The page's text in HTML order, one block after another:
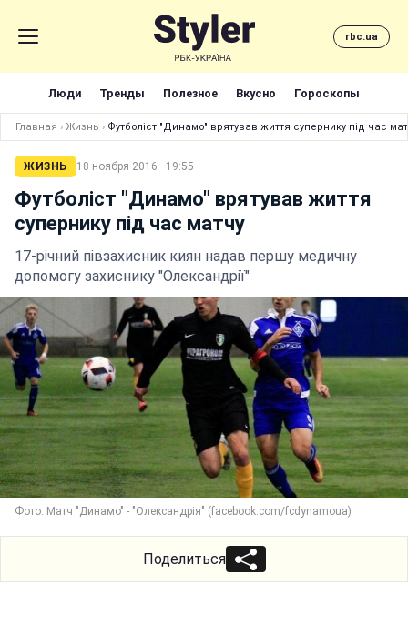
rbc.ua
Люди Тренды Полезное Вкусно Гороскопы
Главная › Жизнь › Футболіст "Динамо" врятував життя супернику під час
ЖИЗНЬ 18 ноября 2016 · 19:55
Футболіст "Динамо" врятував життя
супернику під час матчу
17-річний півзахисник киян надав першу медичну
допомогу захиснику "Олександрії"
Фото: Матч "Динамо" - "Олександрія" (facebook.com/fcdynamoua)
Поделиться